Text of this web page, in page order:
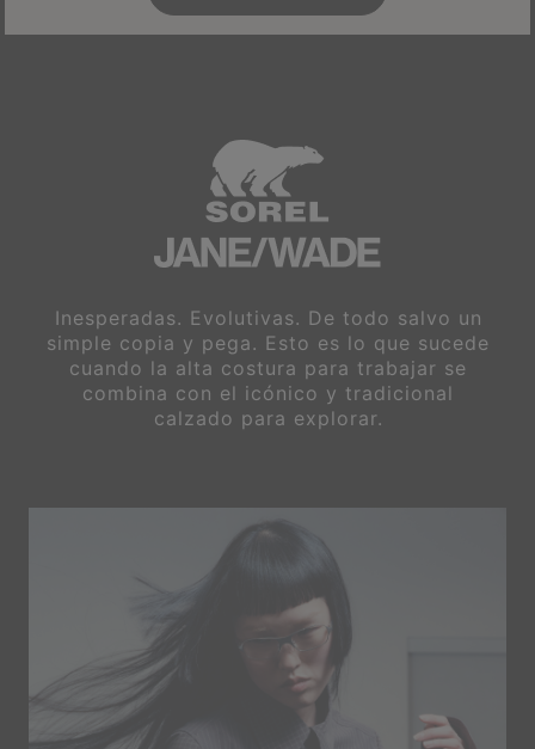
Inesperadas. Evolutivas. De todo salvo un
simple copia y pega. Esto es lo que sucede
cuando la alta costura para trabajar se
combina con el icónico y tradicional
calzado para explorar.